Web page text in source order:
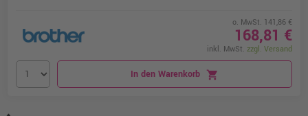
o. MwSt. 141,86 €
168,81 €
inkl. MwSt. zzgl. Versand
In den Warenkorb shopping_cart